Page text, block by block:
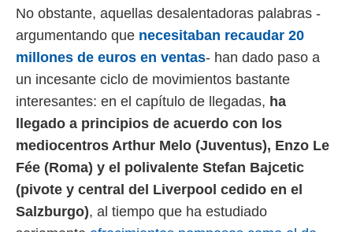
de
de que
el sitio
se
para
No obstante, aquellas desalentadoras palabras -
argumentando que necesitaban recaudar 20
millones de euros en ventas- han dado paso a
un incesante ciclo de movimientos bastante
interesantes: en el capítulo de llegadas, ha
llegado a principios de acuerdo con los
mediocentros Arthur Melo (Juventus), Enzo Le
Fée (Roma) y el polivalente Stefan Bajcetic
(pivote y central del Liverpool cedido en el
Salzburgo), al tiempo que ha estudiado